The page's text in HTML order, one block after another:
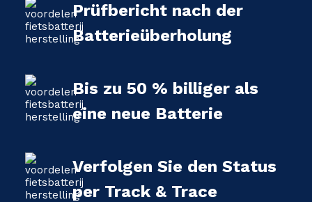
Prüfbericht nach der
Batterieüberholung
Bis zu 50 % billiger als
eine neue Batterie
Verfolgen Sie den Status
per Track & Trace